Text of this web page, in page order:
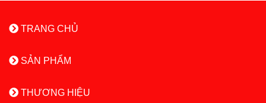
TRANG CHỦ
SẢN PHẨM
THƯƠNG HIỆU